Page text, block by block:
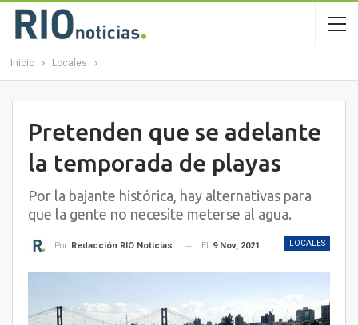
Inicio Locales
Pretenden que se adelante
la temporada de playas
Por la bajante histórica, hay alternativas para
que la gente no necesite meterse al agua.
LOCALES
Por Redacción RIO Noticias El 9 Nov, 2021